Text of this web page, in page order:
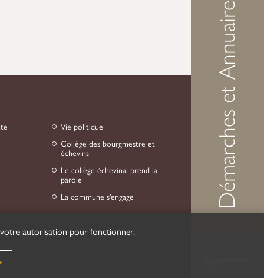
Démarches et Annuaire
Vie politique
Collège des bourgmestre et
échevins
Le collège échevinal prend la
parole
La commune s’engage
votre autorisation pour fonctionner.